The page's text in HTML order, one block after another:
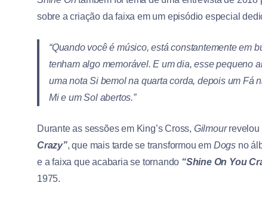
sobre a criação da faixa em um episódio especial
“Quando você é músico, está constantemente em
tenham algo memorável. E um dia, esse pequeno
uma nota Si bemol na quarta corda, depois um Fá
Mi e um Sol abertos.”
Durante as sessões em King’s Cross, Gilmourrevelou
Crazy”, que mais tarde se transformou em Dogs no
e a faixa que acabaria se tornando “Shine On You
1975.